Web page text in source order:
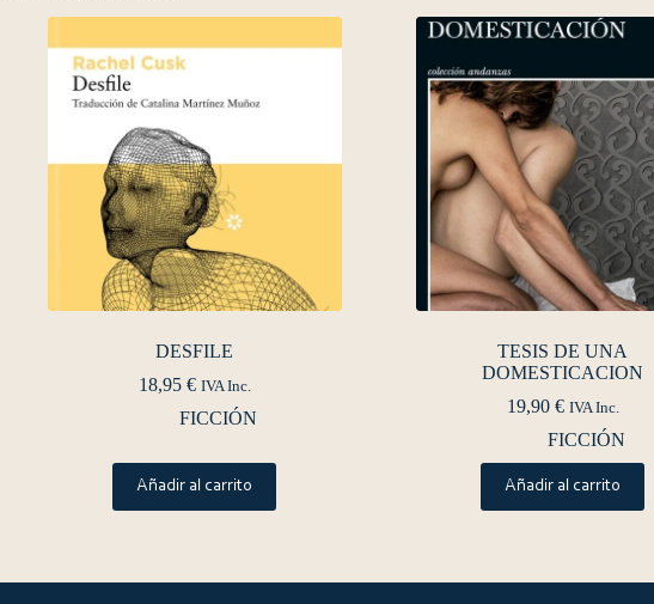
DESFILE
18,95 € IVA Inc.
FICCIÓN
Añadir al carrito
TESIS DE UNA
DOMESTICACION
19,90 € IVA Inc.
FICCIÓN
Añadir al carrito